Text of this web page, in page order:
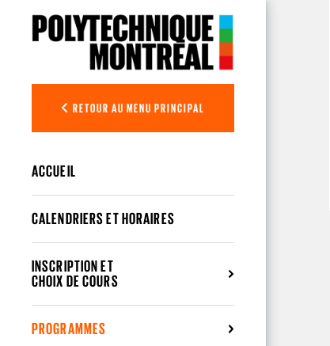
RETOUR AU MENU PRINCIPAL
ACCUEIL
CALENDRIERS ET HORAIRES
INSCRIPTION ET
CHOIX DE COURS
PROGRAMMES